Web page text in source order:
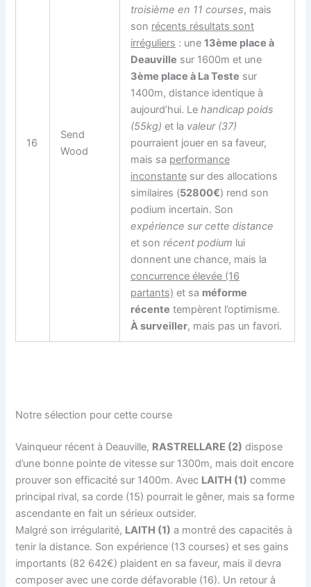
16
Send
Wood
troisième en 11 courses, mais
son récents résultats sont
irréguliers : une13ème place à
Deauville sur 1600m et une
3ème place à La Teste sur
1400m, distance identique à
aujourd’hui. Lehandicap poids
(55kg) et la valeur (37)
pourraient jouer en sa faveur,
mais sa performance
inconstante sur des allocations
similaires (52800€) rend son
podium incertain. Son
expérience sur cette distance
et sonrécent podium lui
donnent une chance, mais la
concurrence élevée (16
partants) et sa méforme
récente tempèrent l’optimisme.
À surveiller, mais pas un favori.
Notre sélection pour cette course
Vainqueur récent à Deauville, RASTRELLARE (2) dispose
d’une bonne pointe de vitesse sur 1300m, mais doit encore
prouver son efficacité sur 1400m. Avec LAITH (1) comme
principal rival, sa corde (15) pourrait le gêner, mais sa forme
ascendante en fait un sérieux outsider.
Malgré son irrégularité, LAITH (1) a montré des capacités à
tenir la distance. Son expérience (13 courses) et ses gains
importants (82 642€) plaident en sa faveur, mais il devra
composer avec une corde défavorable (16). Un retour à